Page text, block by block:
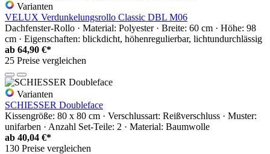
Varianten
VELUX Verdunkelungsrollo Classic DBL M06
Dachfenster-Rollo · Material: Polyester · Breite: 60 cm · Höhe: 98
cm · Eigenschaften: blickdicht, höhenregulierbar, lichtundurchlässig
ab 64,90 €*
25 Preise vergleichen
Varianten
SCHIESSER Doubleface
Kissengröße: 80 x 80 cm · Verschlussart: Reißverschluss · Muster:
unifarben · Anzahl Set-Teile: 2 · Material: Baumwolle
ab 40,04 €*
130 Preise vergleichen